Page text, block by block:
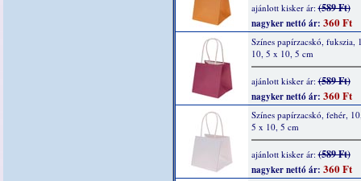
ajánlott kisker ár:(589 Ft)
nagyker nettó ár: 360 Ft
Színes papírzacskó, fukszia,
10, 5 x 10, 5 cm
ajánlott kisker ár:(589 Ft)
nagyker nettó ár: 360 Ft
Színes papírzacskó, fehér,
5 x 10, 5 cm
ajánlott kisker ár:(589 Ft)
nagyker nettó ár: 360 Ft